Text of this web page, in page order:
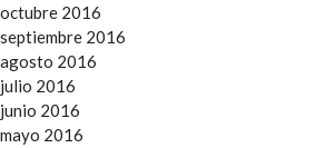
octubre 2016
septiembre 2016
agosto 2016
julio 2016
junio 2016
mayo 2016